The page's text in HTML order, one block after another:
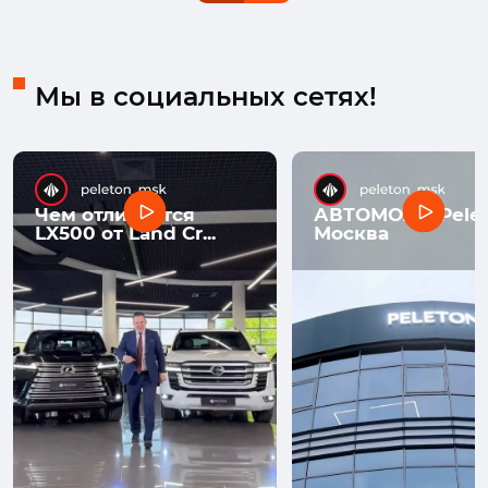
Мы в социальных сетях!
Чем отличается
LX500 от Land Cr...
АВТОМОЛЛ
Москва